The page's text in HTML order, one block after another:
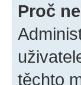
Proč
těchto